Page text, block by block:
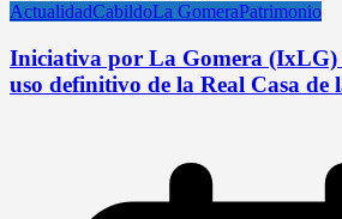
ActualidadCabildoLa GomeraPatrimonio
Iniciativa por La Gomera (IxLG)
uso definitivo de la Real Casa de